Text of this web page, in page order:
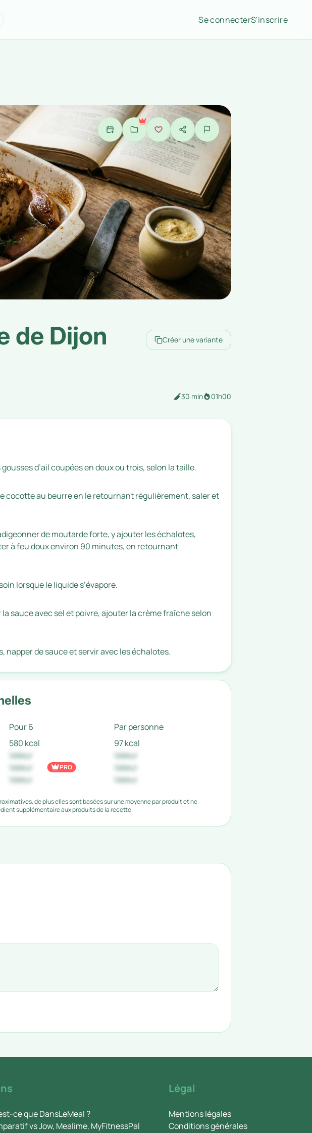
Se connecterS'inscrire
de Dijon Créer une variante
30 min 01h00
d’ail coupées en deux ou trois, selon la taille.
cocotte au beurre en le retournant régulièrement, saler et
de moutarde forte, y ajouter les échalotes,
à feu doux environ 90 minutes, en retournant
lorsque le liquide s’évapore.
sauce avec sel et poivre, ajouter la crème fraîche selon
napper de sauce et servir avec les échalotes.
Pour 6
Par personne
580 kcal
97 kcal
Valeur
Valeur
Valeur
Valeur
Valeur Valeur
PRO
de plus elles sont basées sur une moyenne par produit et ne
supplémentaire aux produits de la recette.
ce que DansLeMeal ?
vs Jow, Mealime, MyFitnessPal
Légal
Mentions légales
Conditions générales